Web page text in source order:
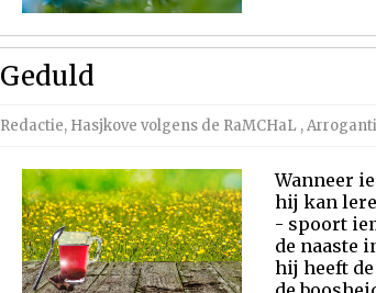
Geduld
Redactie, Hasjkove volgens de RaMCHaL ,
Wanneer
hij kan
- spoort
de naaste
hij heeft